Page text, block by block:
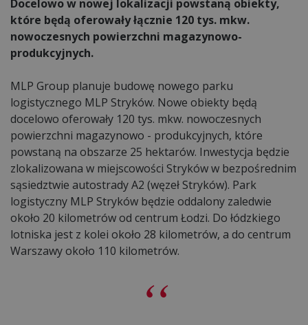
Docelowo w nowej lokalizacji powstaną obiekty,
które będą oferowały łącznie 120 tys. mkw.
nowoczesnych powierzchni magazynowo-
produkcyjnych.
MLP Group planuje budowę nowego parku
logistycznego MLP Stryków. Nowe obiekty będą
docelowo oferowały 120 tys. mkw. nowoczesnych
powierzchni magazynowo - produkcyjnych, które
powstaną na obszarze 25 hektarów. Inwestycja będzie
zlokalizowana w miejscowości Stryków w bezpośrednim
sąsiedztwie autostrady A2 (węzeł Stryków). Park
logistyczny MLP Stryków będzie oddalony zaledwie
około 20 kilometrów od centrum Łodzi. Do łódzkiego
lotniska jest z kolei około 28 kilometrów, a do centrum
Warszawy około 110 kilometrów.